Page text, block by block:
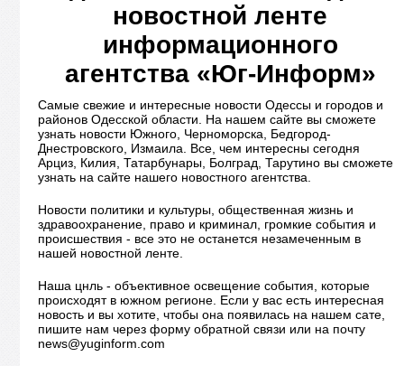
новостной ленте
информационного
агентства «Юг-Информ»
Самые свежие и интересные новости Одессы и городов и
районов Одесской области. На нашем сайте вы сможете
узнать новости Южного, Черноморска, Бедгород-
Днестровского, Измаила. Все, чем интересны сегодня
Арциз, Килия, Татарбунары, Болград, Тарутино вы сможете
узнать на сайте нашего новостного агентства.
Новости политики и культуры, общественная жизнь и
здравоохранение, право и криминал, громкие события и
происшествия - все это не останется незамеченным в
нашей новостной ленте.
Наша цнль - объективное освещение события, которые
происходят в южном регионе. Если у вас есть интересная
новость и вы хотите, чтобы она появилась на нашем сате,
пишите нам через форму обратной связи или на почту
news@yuginform.com